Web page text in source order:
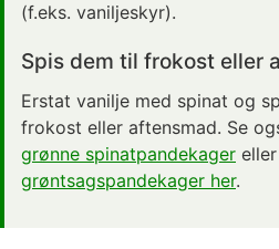
(f.eks. vaniljeskyr).
Spis dem til frokost eller
Erstat vanilje med spinat og
frokost eller aftensmad. Se
grønne spinatpandekager
grøntsagspandekager her.